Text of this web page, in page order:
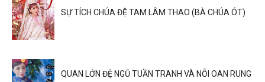
SỰ TÍCH CHÚA ĐỆ TAM LÂM THAO (BÀ CHÚA ÓT)
QUAN LỚN ĐỆ NGŨ TUẦN TRANH VÀ NỖI OAN RUNG